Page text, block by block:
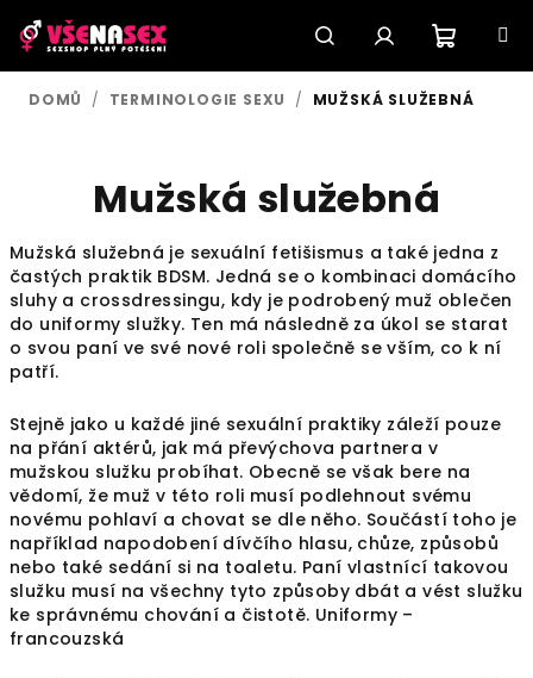
na
obsah
HledatPřihlášení
DOMŮ / TERMINOLOGIE SEXU / MUŽSKÁ SLUŽEBNÁ
Mužská služebná
Mužská služebná je sexuální fetišismus a také jedna z
častých praktik BDSM. Jedná se o kombinaci domácího
sluhy a crossdressingu, kdy je podrobený muž oblečen
do uniformy služky. Ten má následně za úkol se starat
o svou paní ve své nové roli společně se vším, co k ní
patří.
Stejně jako u každé jiné sexuální praktiky záleží pouze
na přání aktérů, jak má převýchova partnera v
mužskou služku probíhat. Obecně se však bere na
vědomí, že muž v této roli musí podlehnout svému
novému pohlaví a chovat se dle něho. Součástí toho je
například napodobení dívčího hlasu, chůze, způsobů
nebo také sedání si na toaletu. Paní vlastnící takovou
služku musí na všechny tyto způsoby dbát a vést služku
ke správnému chování a čistotě. Uniformy –
francouzská